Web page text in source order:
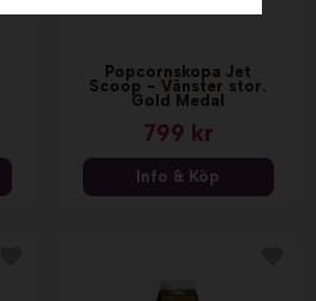
Popcornskopa Jet
Scoop - Vänster stor.
Gold Medal
799 kr
Info & Köp